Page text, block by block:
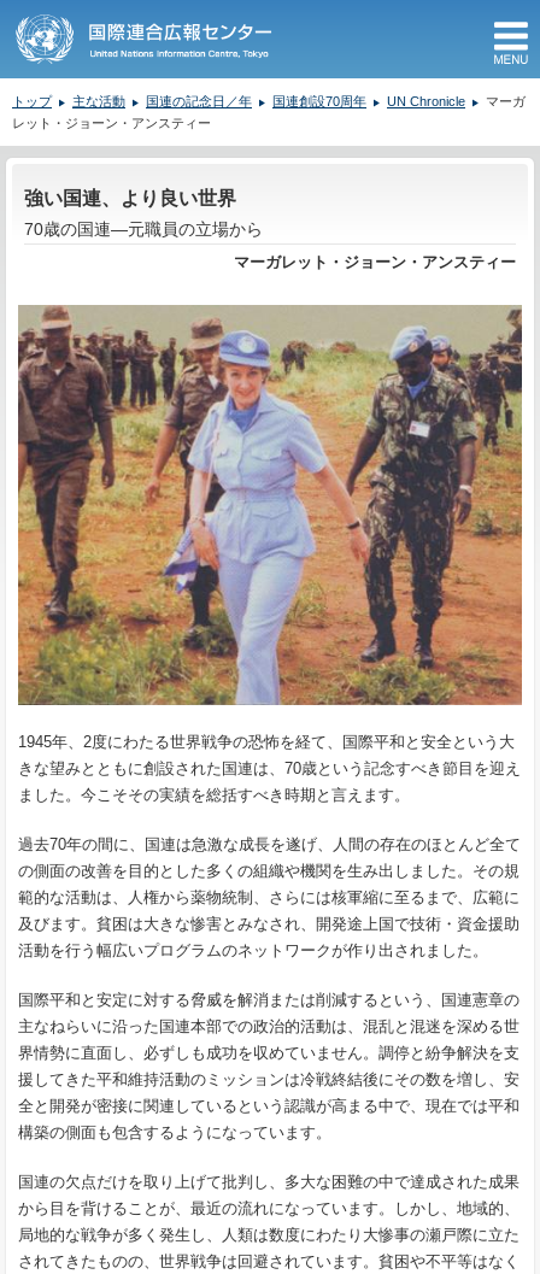
トップ 主な活動 国連の記念日／年 国連創設70周年 UN Chronicle
マーガ
レット・ジョーン・アンスティー
強い国連、より良い世界
70歳の国連—元職員の立場から
マーガレット・ジョーン・アンスティー
1945年、2度にわたる世界戦争の恐怖を経て、国際平和と安全という大
きな望みとともに創設された国連は、70歳という記念すべき節目を迎え
ました。今こそその実績を総括すべき時期と言えます。
過去70年の間に、国連は急激な成長を遂げ、人間の存在のほとんど全て
の側面の改善を目的とした多くの組織や機関を生み出しました。その規
範的な活動は、人権から薬物統制、さらには核軍縮に至るまで、広範に
及びます。貧困は大きな惨害とみなされ、開発途上国で技術・資金援助
活動を行う幅広いプログラムのネットワークが作り出されました。
国際平和と安定に対する脅威を解消または削減するという、国連憲章の
主なねらいに沿った国連本部での政治的活動は、混乱と混迷を深める世
界情勢に直面し、必ずしも成功を収めていません。調停と紛争解決を支
援してきた平和維持活動のミッションは冷戦終結後にその数を増し、安
全と開発が密接に関連しているという認識が高まる中で、現在では平和
構築の側面も包含するようになっています。
国連の欠点だけを取り上げて批判し、多大な困難の中で達成された成果
から目を背けることが、最近の流れになっています。しかし、地域的、
局地的な戦争が多く発生し、人類は数度にわたり大惨事の瀬戸際に立た
されてきたものの、世界戦争は回避されています。貧困や不平等はなく